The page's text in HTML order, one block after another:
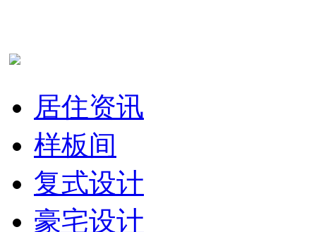
居住资讯
样板间
复式设计
豪宅设计